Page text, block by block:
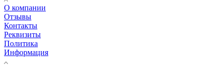
О компании
Отзывы
Контакты
Реквизиты
Политика
Информация